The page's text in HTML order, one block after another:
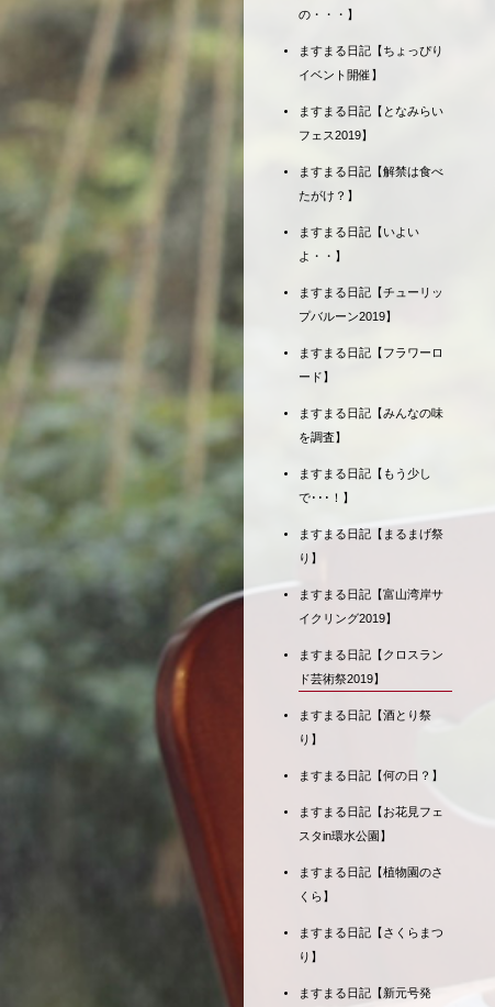
の・・・】
ますまる日記【ちょっぴり
イベント開催】
ますまる日記【となみらい
フェス2019】
ますまる日記【解禁は食べ
たがけ？】
ますまる日記【いよい
よ・・】
ますまる日記【チューリッ
プバルーン2019】
ますまる日記【フラワーロ
ード】
ますまる日記【みんなの味
を調査】
ますまる日記【もう少し
で･･･！】
ますまる日記【まるまげ祭
り】
ますまる日記【富山湾岸サ
イクリング2019】
ますまる日記【クロスラン
ド芸術祭2019】
ますまる日記【酒とり祭
り】
ますまる日記【何の日？】
ますまる日記【お花見フェ
スタin環水公園】
ますまる日記【植物園のさ
くら】
ますまる日記【さくらまつ
り】
ますまる日記【新元号発